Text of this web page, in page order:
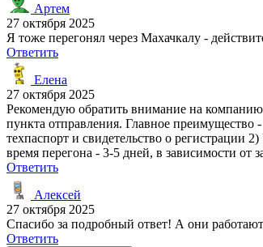
Артем
27 октября 2025
Я тоже перегонял через Махачкалу -
Ответить
Елена
27 октября 2025
Рекомендую обратить внимание на
пункта отправления. Главное преимущество
техпаспорт и свидетельство о регистрации
время перегона - 3-5 дней, в зависимости от
Ответить
Алексей
27 октября 2025
Спасибо за подробный ответ! А они
Ответить